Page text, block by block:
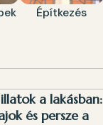
Építkezés
a lakásban:
és persze a